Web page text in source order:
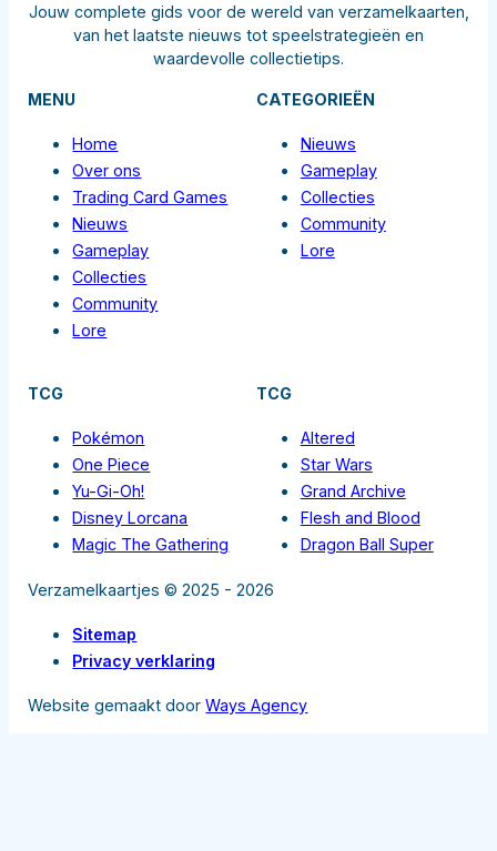
Jouw complete gids voor de wereld van verzamelkaarten,
van het laatste nieuws tot speelstrategieën en
waardevolle collectietips.
MENU
Home
Over ons
Trading Card Games
Nieuws
Gameplay
Collecties
Community
Lore
CATEGORIEËN
Nieuws
Gameplay
Collecties
Community
Lore
TCG
Pokémon
One Piece
Yu-Gi-Oh!
Disney Lorcana
Magic The Gathering
TCG
Altered
Star Wars
Grand Archive
Flesh and Blood
Dragon Ball Super
Verzamelkaartjes © 2025 - 2026
Sitemap
Privacy verklaring
Website gemaakt doorWays Agency